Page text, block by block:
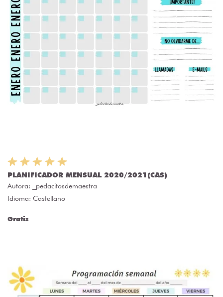
PLANIFICADOR MENSUAL 2020/2021(CAS)
Autora:
_pedacitosdemaestra
Idioma: Castellano
Gratis